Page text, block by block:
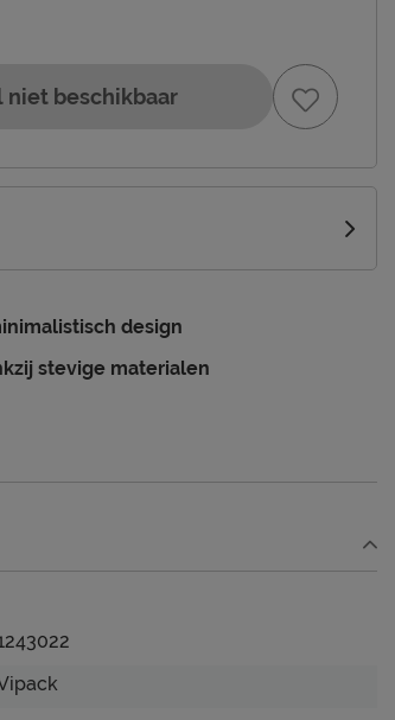
niet beschikbaar
design
stevige materialen